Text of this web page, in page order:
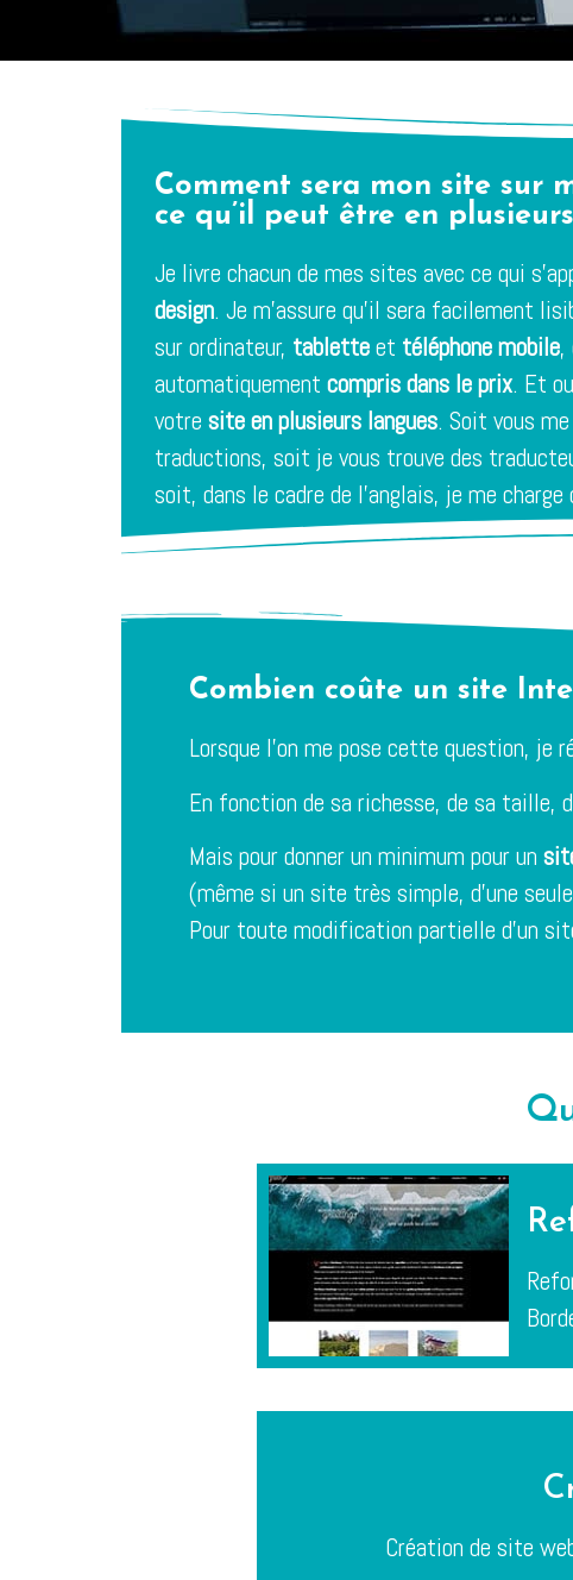
Comment sera mon site sur
ce qu’il peut être en
Je livre chacun de mes sites avec ce qui
design. Je m’assure qu’il sera facilement
sur ordinateur, tabletteet téléphone mobile,
automatiquement compris dans le prix. Et
votre site en plusieurs langues. Soit vous
traductions, soit je vous trouve des
soit, dans le cadre de l’anglais, je me
Combien coûte un site
Lorsque l’on me pose cette question, je
En fonction de sa richesse, de sa taille,
Mais pour donner un minimum pour un
(même si un site très simple, d’une
Pour toute modification partielle d’un
Création de site